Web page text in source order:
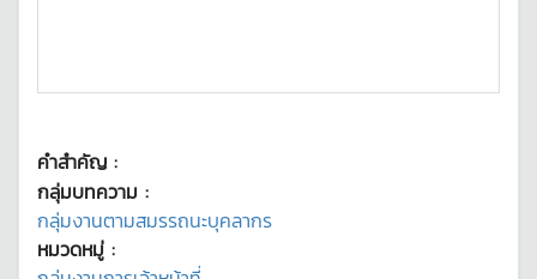
คำสำคัญ :
กลุ่มบทความ :
กลุ่มงานตามสมรรถนะบุคลากร
หมวดหมู่ :